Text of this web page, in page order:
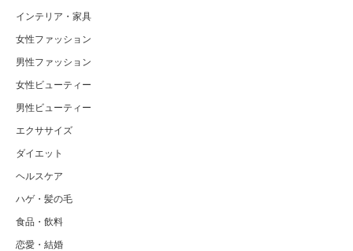
インテリア・家具
女性ファッション
男性ファッション
女性ビューティー
男性ビューティー
エクササイズ
ダイエット
ヘルスケア
ハゲ・髪の毛
食品・飲料
恋愛・結婚